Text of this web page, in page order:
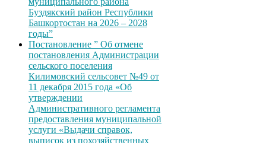
Буздякский район Республики
Башкортостан на 2026 – 2028
годы”
Постановление ” Об отмене
постановления Администрации
сельского поселения
Килимовский сельсовет №49 от
11 декабря 2015 года «Об
утверждении
Административного регламента
предоставления муниципальной
услуги «Выдачи справок,
выписок из похозяйственных